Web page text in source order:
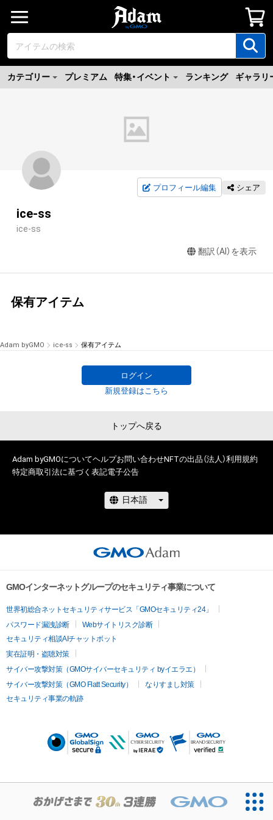
カテゴリー プレミアム 特集・イベント ランキング ギャラリ
プロフィール編集 シェア
ice-ss
ice-ss
翻訳（AI）を表示
保有アイテム
Adam byGMO ice-ss 保有アイテム
ログイン
新規登録はこちら
トップへ戻る
Adam byGMOについてヘルプお問い合わせNFTの出品（法人）利用規約
特定商取引法に基づく表記電子公告
GMOインターネットグループのセキュリティ事業について
世界初総合ネットセキュリティサービス「GMOセキュリティ24」
パスワード漏洩診断
Webサイトリスク診断
セキュリティ相談AIチャットボット
実在証明・盗聴対策
サイバー攻撃対策（GMOサイバーセキュリティ byイエラエ）
サイバー攻撃対策（GMO Flatt Security）
なりすまし対策
セキュリティ事業の軌跡